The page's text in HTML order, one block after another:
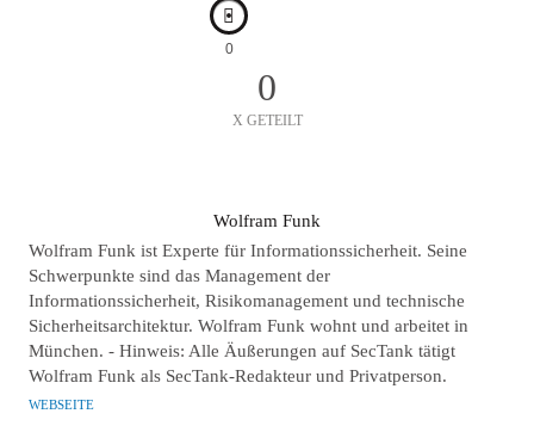
0
0
X GETEILT
U
T
O
R
Wolfram Funk
Wolfram Funk ist Experte für Informationssicherheit. Seine
Schwerpunkte sind das Management der
Informationssicherheit, Risikomanagement und technische
Sicherheitsarchitektur. Wolfram Funk wohnt und arbeitet in
München. - Hinweis: Alle Äußerungen auf SecTank tätigt
Wolfram Funk als SecTank-Redakteur und Privatperson.
WEBSEITE